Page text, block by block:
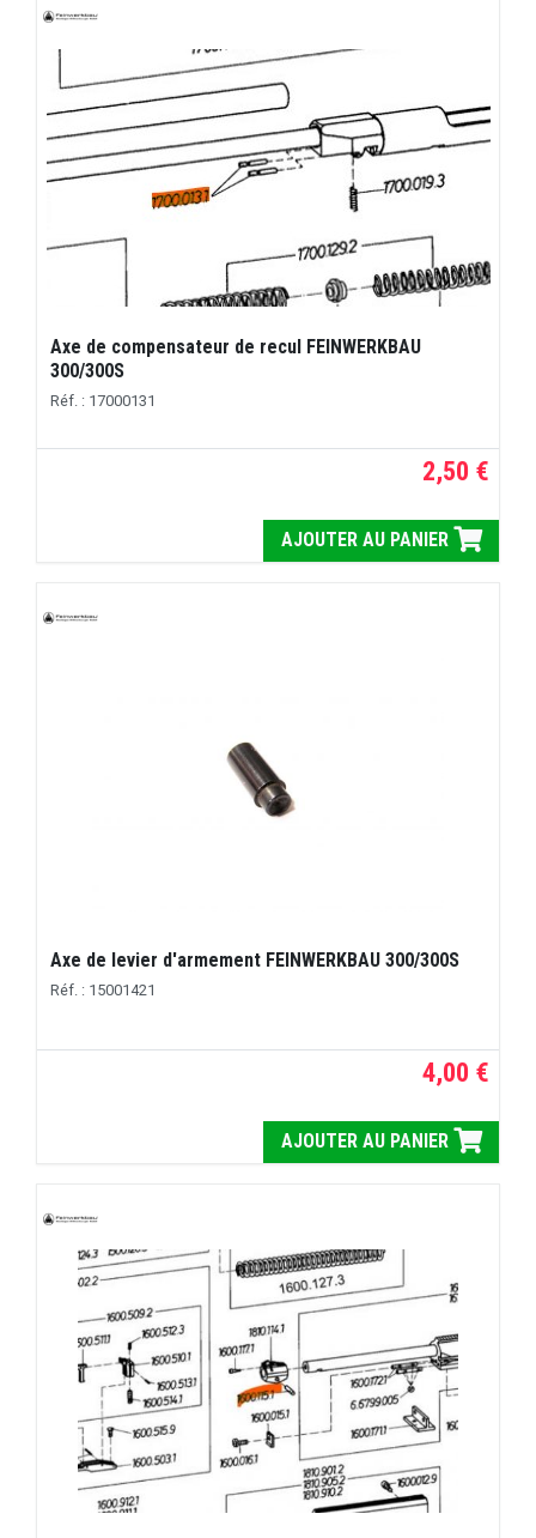
Axe de compensateur de recul FEINWERKBAU
300/300S
Réf. : 17000131
2,50 €
AJOUTER AU PANIER
Axe de levier d'armement FEINWERKBAU 300/300S
Réf. : 15001421
4,00 €
AJOUTER AU PANIER